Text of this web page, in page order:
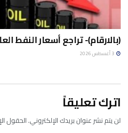
(بالارقام)- تراجع أسعار النفط
اترك تعليقاً
لن يتم نشر عنوان بريدك الإلكتروني.الحقول